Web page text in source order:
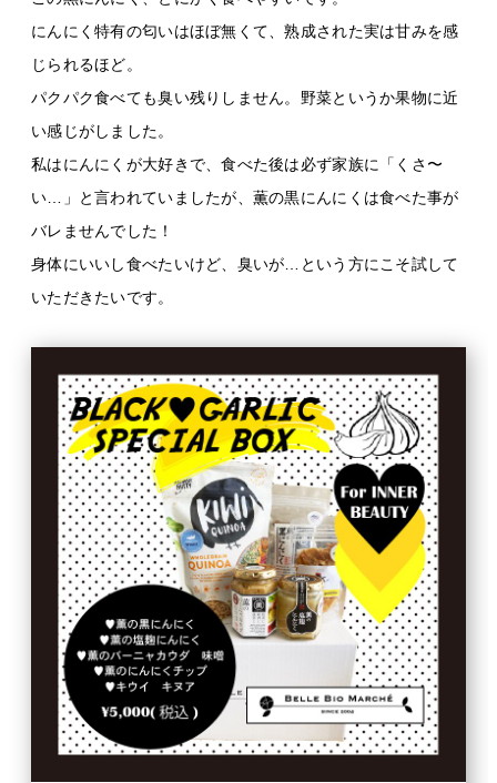
にんにく特有の匂いはほぼ無くて、熟成された実は甘みを感
じられるほど。
パクパク食べても臭い残りしません。野菜というか果物に近
い感じがしました。
私はにんにくが大好きで、食べた後は必ず家族に「くさ〜
い…」と言われていましたが、薫の黒にんにくは食べた事が
バレませんでした！
身体にいいし食べたいけど、臭いが…という方にこそ試して
いただきたいです。